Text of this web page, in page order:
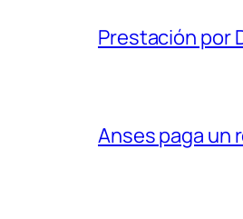
Prestación por
Anses paga un